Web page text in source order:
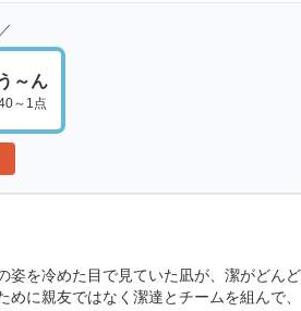
～ん
～1点
姿を冷めた目で見ていた凪が、潔がどん
に親友ではなく潔達とチームを組んで